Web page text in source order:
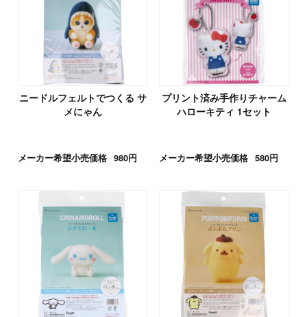
ニードルフェルトでつくる サ
メにゃん
メーカー希望小売価格 980円
プリント済み手作りチャーム
ハローキティ 1セット
メーカー希望小売価格 580円